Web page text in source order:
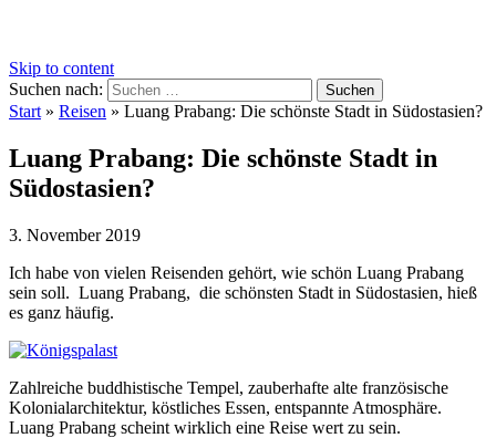
Skip to content
Suchen nach:
Start » Reisen » Luang Prabang: Die schönste Stadt in Südostasien?
Luang Prabang: Die schönste Stadt in
Südostasien?
3. November 2019
Ich habe von vielen Reisenden gehört, wie schön Luang Prabang
sein soll. Luang Prabang, die schönsten Stadt in Südostasien, hieß
es ganz häufig.
Zahlreiche buddhistische Tempel, zauberhafte alte französische
Kolonialarchitektur, köstliches Essen, entspannte Atmosphäre.
Luang Prabang scheint wirklich eine Reise wert zu sein.